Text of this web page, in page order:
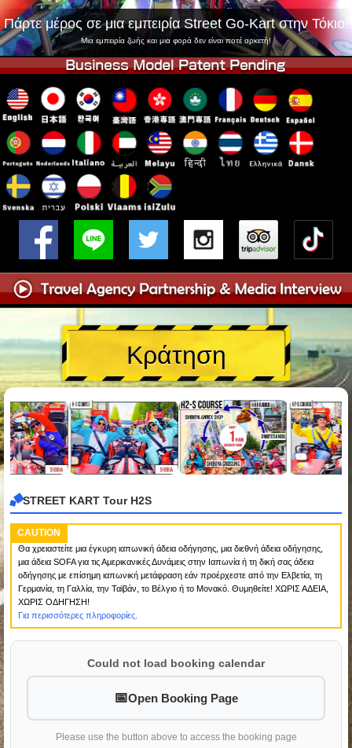
Τόκιο Ασακούσα Οσάκα
Οκινάουα
Πάρτε μέρος σε μια εμπειρία Street Go-Kart στην Τόκιο!
Μια εμπειρία ζωής και μια φορά δεν είναι ποτέ αρκετή!
Κράτηση
STREET KART Tour H2S
CAUTION
Θα χρειαστείτε μια έγκυρη ιαπωνική άδεια οδήγησης, μια διεθνή άδεια οδήγησης,
μια άδεια SOFA για τις Αμερικανικές Δυνάμεις στην Ιαπωνία ή τη δική σας άδεια
οδήγησης με επίσημη ιαπωνική μετάφραση εάν προέρχεστε από την Ελβετία, τη
Γερμανία, τη Γαλλία, την Ταϊβάν, το Βέλγιο ή το Μονακό. Θυμηθείτε! ΧΩΡΙΣ ΑΔΕΙΑ,
ΧΩΡΙΣ ΟΔΗΓΗΣΗ!
Για περισσότερες πληροφορίες.
Could not load booking calendar
Open Booking Page
Please use the button above to access the booking page